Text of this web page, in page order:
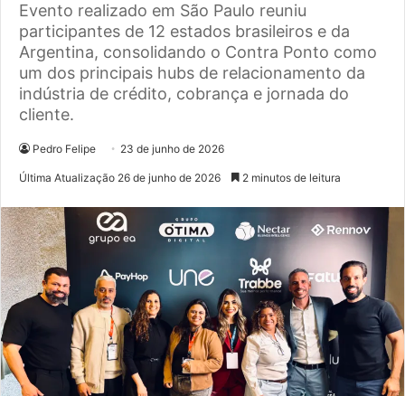
Evento realizado em São Paulo reuniu
participantes de 12 estados brasileiros e da
Argentina, consolidando o Contra Ponto como
um dos principais hubs de relacionamento da
indústria de crédito, cobrança e jornada do
cliente.
Pedro Felipe 23 de junho de 2026
Última Atualização 26 de junho de 2026 2 minutos de leitura